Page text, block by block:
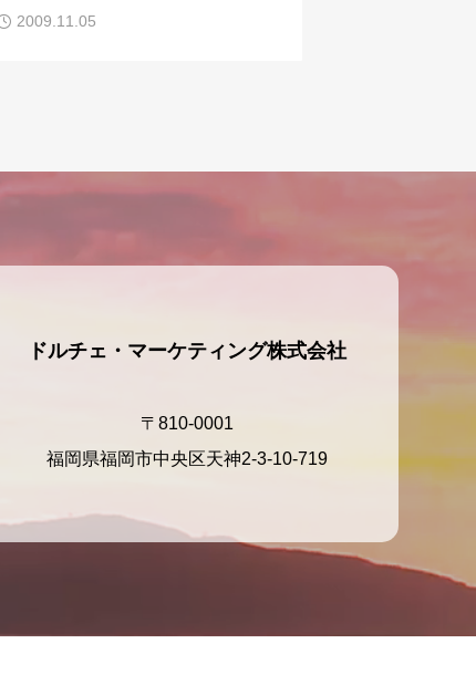
2009.11.05
ドルチェ・マーケティング株式会社
〒810-0001
福岡県福岡市中央区天神2-3-10-719